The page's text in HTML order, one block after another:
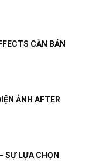
CĂN BẢN
ẢNH AFTER
SỰ LỰA CHỌN